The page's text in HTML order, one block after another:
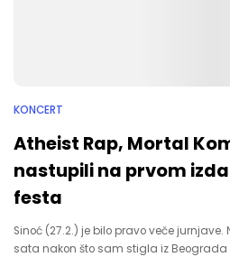
KONCERT
Atheist Rap, Mortal
nastupili na prvom
festa
Sinoć (27.2.) je bilo pravo veče
sata nakon što sam stigla iz Beograda